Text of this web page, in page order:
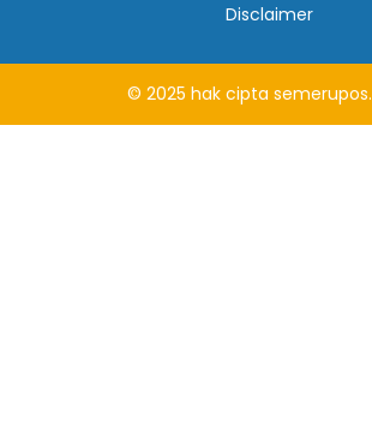
Disclaimer
© 2025 hak cipta